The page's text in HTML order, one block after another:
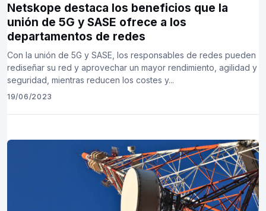
Netskope destaca los beneficios que la
unión de 5G y SASE ofrece a los
departamentos de redes
Con la unión de 5G y SASE, los responsables de redes pueden
rediseñar su red y aprovechar un mayor rendimiento, agilidad y
seguridad, mientras reducen los costes y...
19/06/2023